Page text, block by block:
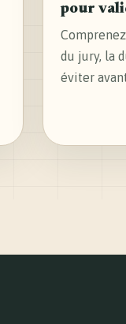
pour
du jury, la
éviter